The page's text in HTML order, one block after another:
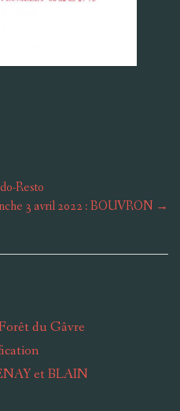
Resto
3 avril 2022 : BOUVRON →
du Gâvre
et BLAIN